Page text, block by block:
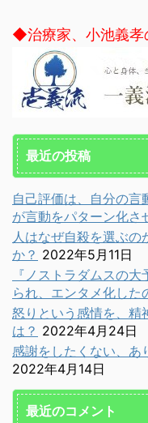
◆治療家、小池義孝
最近の投稿
自己評価は、自分の言
が言動をパターン化さ
人はなぜ自殺を選ぶ
か？ 2022年5月11日
『ノストラダムスの
られ、エンタメ化した
怒りという感情を、精
は？ 2022年4月24日
感謝をしたくない、あ
2022年4月14日
最近のコメント